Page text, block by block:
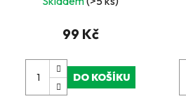
99 Kč
DO KOŠÍKU